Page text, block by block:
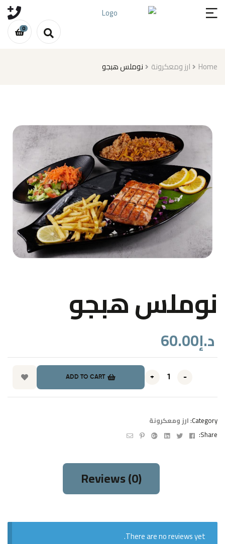
0
Home ارز ومعكرونة نوملس هبجو
نوملس هبجو
د.إ60.00
-
+
ADD TO CART
Category: ارز ومعكرونة
Share:
Facebook
Twitter
Linkedin
Google+
Pinterest
Email
Reviews (0)
There are no reviews yet.